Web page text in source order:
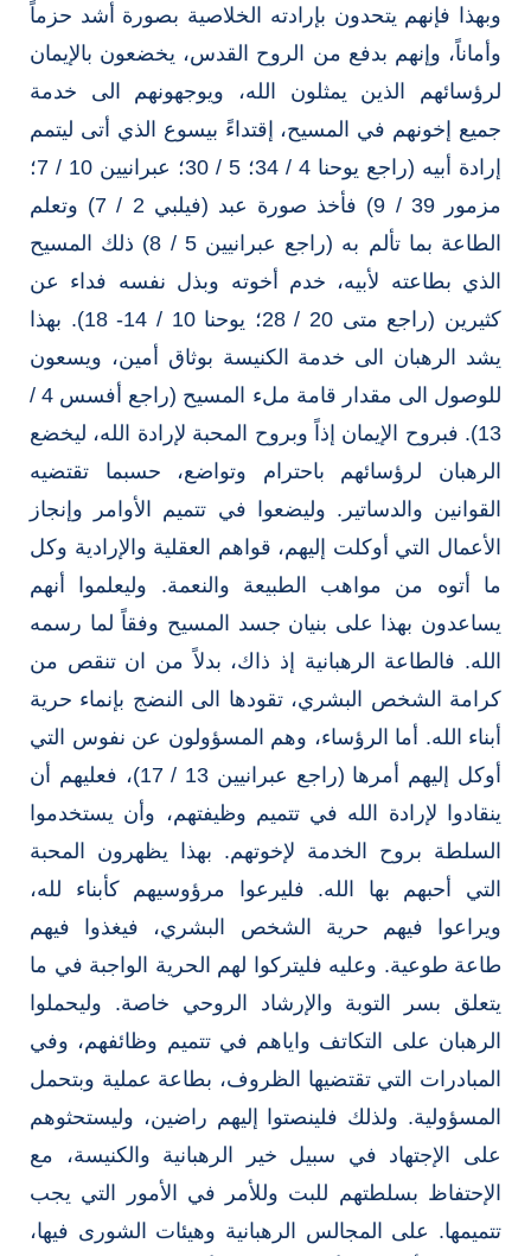
وبهذا فإنهم يتحدون بإرادته الخلاصية بصورة أشد حزماً
وأماناً، وإنهم بدفع من الروح القدس، يخضعون بالإيمان
لرؤسائهم الذين يمثلون الله، ويوجهونهم الى خدمة
جميع إخونهم في المسيح، إقتداءً بيسوع الذي أتى ليتمم
إرادة أبيه (راجع يوحنا 4 / 34؛ 5 / 30؛ عبرانيين 10 / 7؛
مزمور 39 / 9) فأخذ صورة عبد (فيلبي 2 / 7) وتعلم
الطاعة بما تألم به (راجع عبرانيين 5 / 8) ذلك المسيح
الذي بطاعته لأبيه، خدم أخوته وبذل نفسه فداء عن
كثيرين (راجع متى 20 / 28؛ يوحنا 10 / 14- 18). بهذا
يشد الرهبان الى خدمة الكنيسة بوثاق أمين، ويسعون
للوصول الى مقدار قامة ملء المسيح (راجع أفسس 4 /
13). فبروح الإيمان إذاً وبروح المحبة لإرادة الله، ليخضع
الرهبان لرؤسائهم باحترام وتواضع، حسبما تقتضيه
القوانين والدساتير. وليضعوا في تتميم الأوامر وإنجاز
الأعمال التي أوكلت إليهم، قواهم العقلية والإرادية وكل
ما أتوه من مواهب الطبيعة والنعمة. وليعلموا أنهم
يساعدون بهذا على بنيان جسد المسيح وفقاً لما رسمه
الله. فالطاعة الرهبانية إذ ذاك، بدلاً من ان تنقص من
كرامة الشخص البشري، تقودها الى النضج بإنماء حرية
أبناء الله. أما الرؤساء، وهم المسؤولون عن نفوس التي
أوكل إليهم أمرها (راجع عبرانيين 13 / 17)، فعليهم أن
ينقادوا لإرادة الله في تتميم وظيفتهم، وأن يستخدموا
السلطة بروح الخدمة لإخوتهم. بهذا يظهرون المحبة
التي أحبهم بها الله. فليرعوا مرؤوسيهم كأبناء لله،
ويراعوا فيهم حرية الشخص البشري، فيغذوا فيهم
طاعة طوعية. وعليه فليتركوا لهم الحرية الواجبة في ما
يتعلق بسر التوبة والإرشاد الروحي خاصة. وليحملوا
الرهبان على التكاتف واياهم في تتميم وظائفهم، وفي
المبادرات التي تقتضيها الظروف، بطاعة عملية وبتحمل
المسؤولية. ولذلك فلينصتوا إليهم راضين، وليستحثوهم
على الإجتهاد في سبيل خير الرهبانية والكنيسة، مع
الإحتفاظ بسلطتهم للبت وللأمر في الأمور التي يجب
تتميمها. على المجالس الرهبانية وهيئات الشورى فيها،